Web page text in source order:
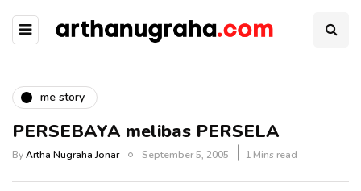
me story
PERSEBAYA melibas PERSELA
ByArtha Nugraha Jonar September 5, 2005 1 Mins read